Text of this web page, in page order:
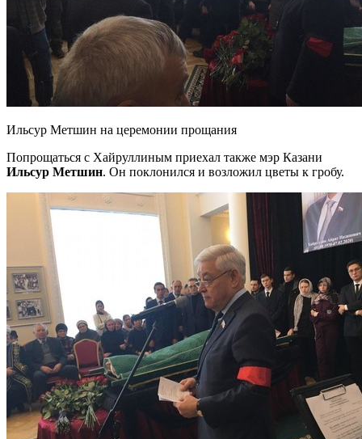
Ильсур Метшин на церемонии прощания
Попрощаться с Хайруллиным приехал также мэр Казани
Ильсур Метшин. Он поклонился и возложил цветы к гробу.